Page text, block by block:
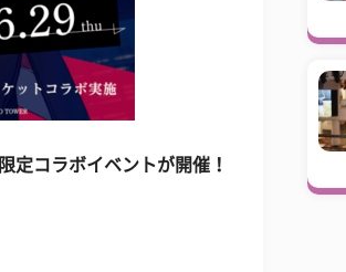
定コラボイベントが開催！